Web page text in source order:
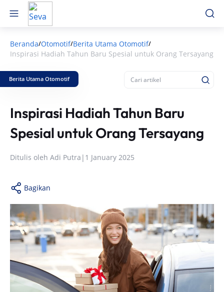
Beranda/Otomotif/Berita Utama Otomotif/
Inspirasi Hadiah Tahun Baru Spesial untuk Orang Tersayang
Berita Utama Otomotif
Inspirasi Hadiah Tahun Baru
Spesial untuk Orang Tersayang
Ditulis oleh Adi Putra | 1 January 2025
Bagikan